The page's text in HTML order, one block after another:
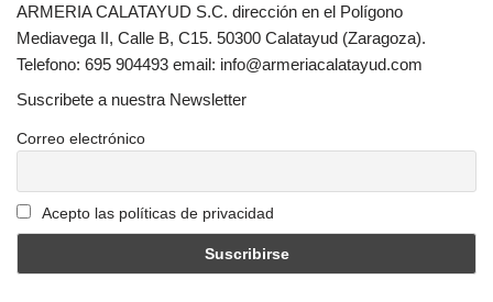
ARMERIA CALATAYUD S.C. dirección en el Polígono
Mediavega II, Calle B, C15. 50300 Calatayud (Zaragoza).
Telefono: 695 904493 email: info@armeriacalatayud.com
Suscribete a nuestra Newsletter
Correo electrónico
Acepto las políticas de privacidad